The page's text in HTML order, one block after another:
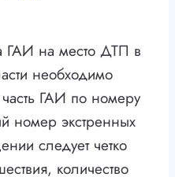
ГАИ на место ДТП в
необходимо
ГАИ по номеру
номер экстренных
следует четко
количество